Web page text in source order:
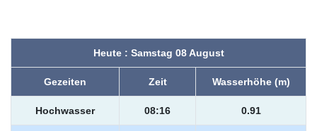
Heute : Samstag 08 August
Gezeiten Zeit Wasserhöhe (m)
Hochwasser 08:16 0.91